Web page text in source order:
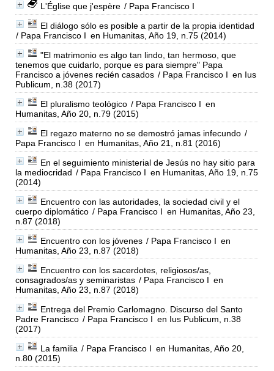
L'Église que j'espère / Papa Francisco I
El diálogo sólo es posible a partir de la propia identidad
/ Papa Francisco I en Humanitas, Año 19, n.75 (2014)
"El matrimonio es algo tan lindo, tan hermoso, que
tenemos que cuidarlo, porque es para siempre" Papa
Francisco a jóvenes recién casados / Papa Francisco I en Ius
Publicum, n.38 (2017)
El pluralismo teológico / Papa Francisco I en
Humanitas, Año 20, n.79 (2015)
El regazo materno no se demostró jamas infecundo /
Papa Francisco I en Humanitas, Año 21, n.81 (2016)
En el seguimiento ministerial de Jesús no hay sitio para
la mediocridad / Papa Francisco I en Humanitas, Año 19, n.75
(2014)
Encuentro con las autoridades, la sociedad civil y el
cuerpo diplomático / Papa Francisco I en Humanitas, Año 23,
n.87 (2018)
Encuentro con los jóvenes / Papa Francisco I en
Humanitas, Año 23, n.87 (2018)
Encuentro con los sacerdotes, religiosos/as,
consagrados/as y seminaristas / Papa Francisco I en
Humanitas, Año 23, n.87 (2018)
Entrega del Premio Carlomagno. Discurso del Santo
Padre Francisco / Papa Francisco I en Ius Publicum, n.38
(2017)
La familia / Papa Francisco I en Humanitas, Año 20,
n.80 (2015)